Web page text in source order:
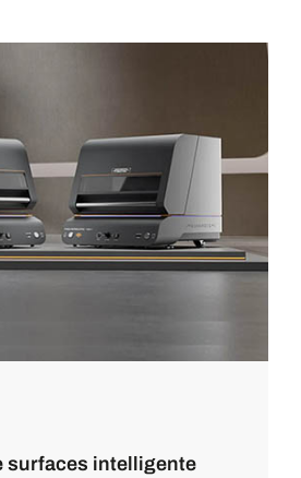
surfaces intelligente